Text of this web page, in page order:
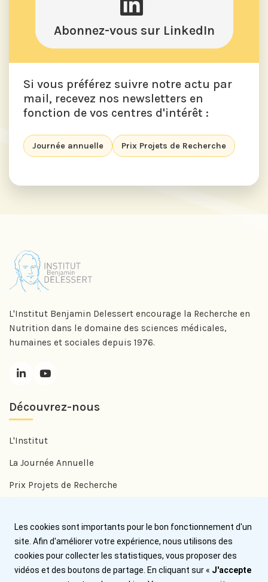
Abonnez-vous sur LinkedIn
Si vous préférez suivre notre actu par
mail, recevez nos newsletters en
fonction de vos centres d'intérêt :
Journée annuelle Prix Projets de Recherche
L'Institut Benjamin Delessert encourage la Recherche en
Nutrition dans le domaine des sciences médicales,
humaines et sociales depuis 1976.
Découvrez-nous
L'Institut
La Journée Annuelle
Prix Projets de Recherche
Prix Jean Trémolières
Aide
Les cookies sont importants pour le bon fonctionnement d'un
site. Afin d'améliorer votre expérience, nous utilisons des
cookies pour collecter les statistiques, vous proposer des
vidéos et des boutons de partage. En cliquant sur « J'accepte